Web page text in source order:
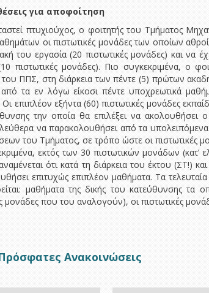
για αποφοίτηση
πτυχιούχος, ο φοιτητής του Τμήματος
οι πιστωτικές μονάδες των οποίων
του εργασία (20 πιστωτικές μονάδες) και να
πιστωτικές μονάδες). Πιο συγκεκριμένα, ο
ΠΠΣ, στη διάρκεια των πέντε (5) πρώτων
τα εν λόγω είκοσι πέντε υποχρεωτικά
επιπλέον εξήντα (60) πιστωτικές μονάδες
την οποία θα επιλέξει να ακολουθήσει
να παρακολουθήσει από τα
του Τμήματος, σε τρόπο ώστε οι πιστωτικές
εκτός των 30 πιστωτικών μονάδων (κατ’
ότι κατά τη διάρκεια του έκτου
επιτυχώς επιπλέον μαθήματα. Τα τελευταία
μαθήματα της δικής του κατεύθυνσης τα
μονάδες που του αναλογούν), οι πιστωτικές
Ανακοινώσεις